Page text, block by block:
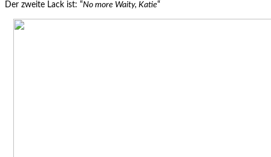
Der zweite Lack ist: “No more Waity, Katie“